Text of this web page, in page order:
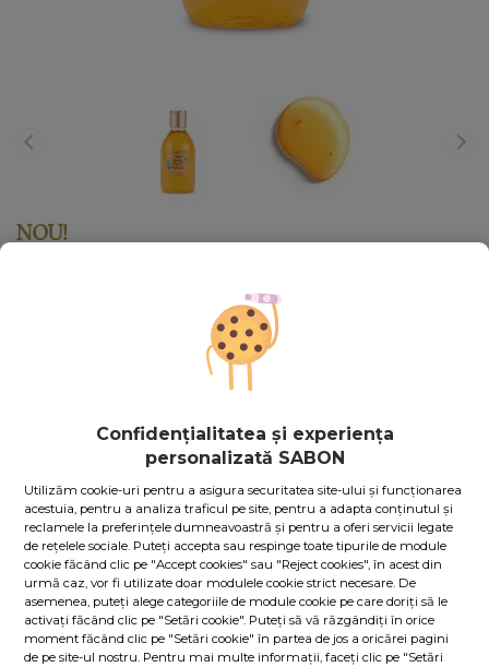
NOU!
64.80
lei
pentru a beneficia de reducerile exclusive.
În caz contrar, puteţi obţine unul chiar acum,
24.00 lei per 100 ml
Cod produs: 12055SÎn stoc
ADAUGĂ ÎN COŞ
COMPLETE YOUR PLEASURE
Confidențialitatea și experiența
personalizată SABON
Utilizăm cookie-uri pentru a asigura securitatea site-ului și funcționarea
acestuia, pentru a analiza traficul pe site, pentru a adapta conținutul și
reclamele la preferințele dumneavoastră și pentru a oferi servicii legate
de rețelele sociale. Puteți accepta sau respinge toate tipurile de module
cookie făcând clic pe "Accept cookies" sau "Reject cookies", în acest din
urmă caz, vor fi utilizate doar modulele cookie strict necesare. De
asemenea, puteți alege categoriile de module cookie pe care doriți să le
activați făcând clic pe "Setări cookie". Puteți să vă răzgândiți în orice
moment făcând clic pe "Setări cookie" în partea de jos a oricărei pagini
de pe site-ul nostru. Pentru mai multe informații, faceți clic pe "Setări